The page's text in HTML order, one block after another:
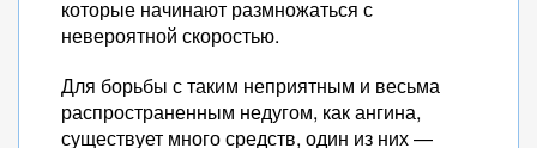
которые начинают размножаться с
невероятной скоростью.
Для борьбы с таким неприятным и весьма
распространенным недугом, как ангина,
существует много средств, один из них —